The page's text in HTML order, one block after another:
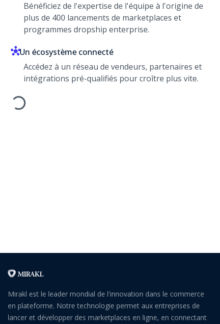
Bénéficiez de l'expertise de l'équipe à l'origine de
plus de 400 lancements de marketplaces et
programmes dropship enterprise.
Un écosystème connecté
Accédez à un réseau de vendeurs, partenaires et
intégrations pré-qualifiés pour croître plus vite.
Loading form
Mirakl est le leader mondial de l'innovation dans le commerce
en plateforme. Notre technologie permet aux entreprises de
lancer et développer des marketplaces en ligne, en connectant